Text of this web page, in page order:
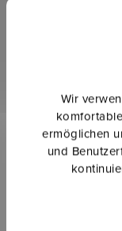
Wir
ermöglichen
und